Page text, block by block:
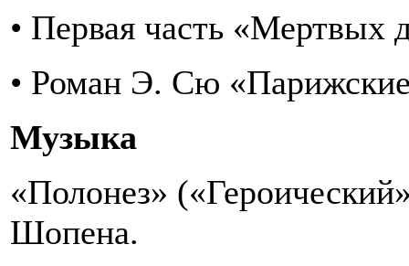
• Первая часть
• Роман Э. Сю
Музыка
«Полонез»
Шопена.